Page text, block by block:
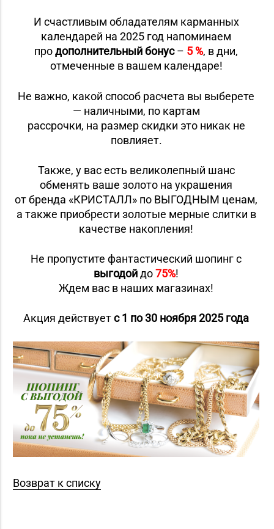
И счастливым обладателям карманных
календарей на 2025 год напоминаем
продополнительный бонус– 5 %, в дни,
отмеченные в вашем календаре!
Не важно, какой способ расчета вы выберете
— наличными, по картам
рассрочки, на размер скидки это никак не
повлияет.
Также, у вас есть великолепный шанс
обменять ваше золото на украшения
от бренда «КРИСТАЛЛ» по ВЫГОДНЫМ ценам,
а также приобрести золотые мерные слитки в
качестве накопления!
Не пропустите фантастический шопинг с
выгодойдо 75%!
Ждем вас в наших магазинах!
Акция действуетс 1 по 30 ноября 2025 года
Возврат к списку